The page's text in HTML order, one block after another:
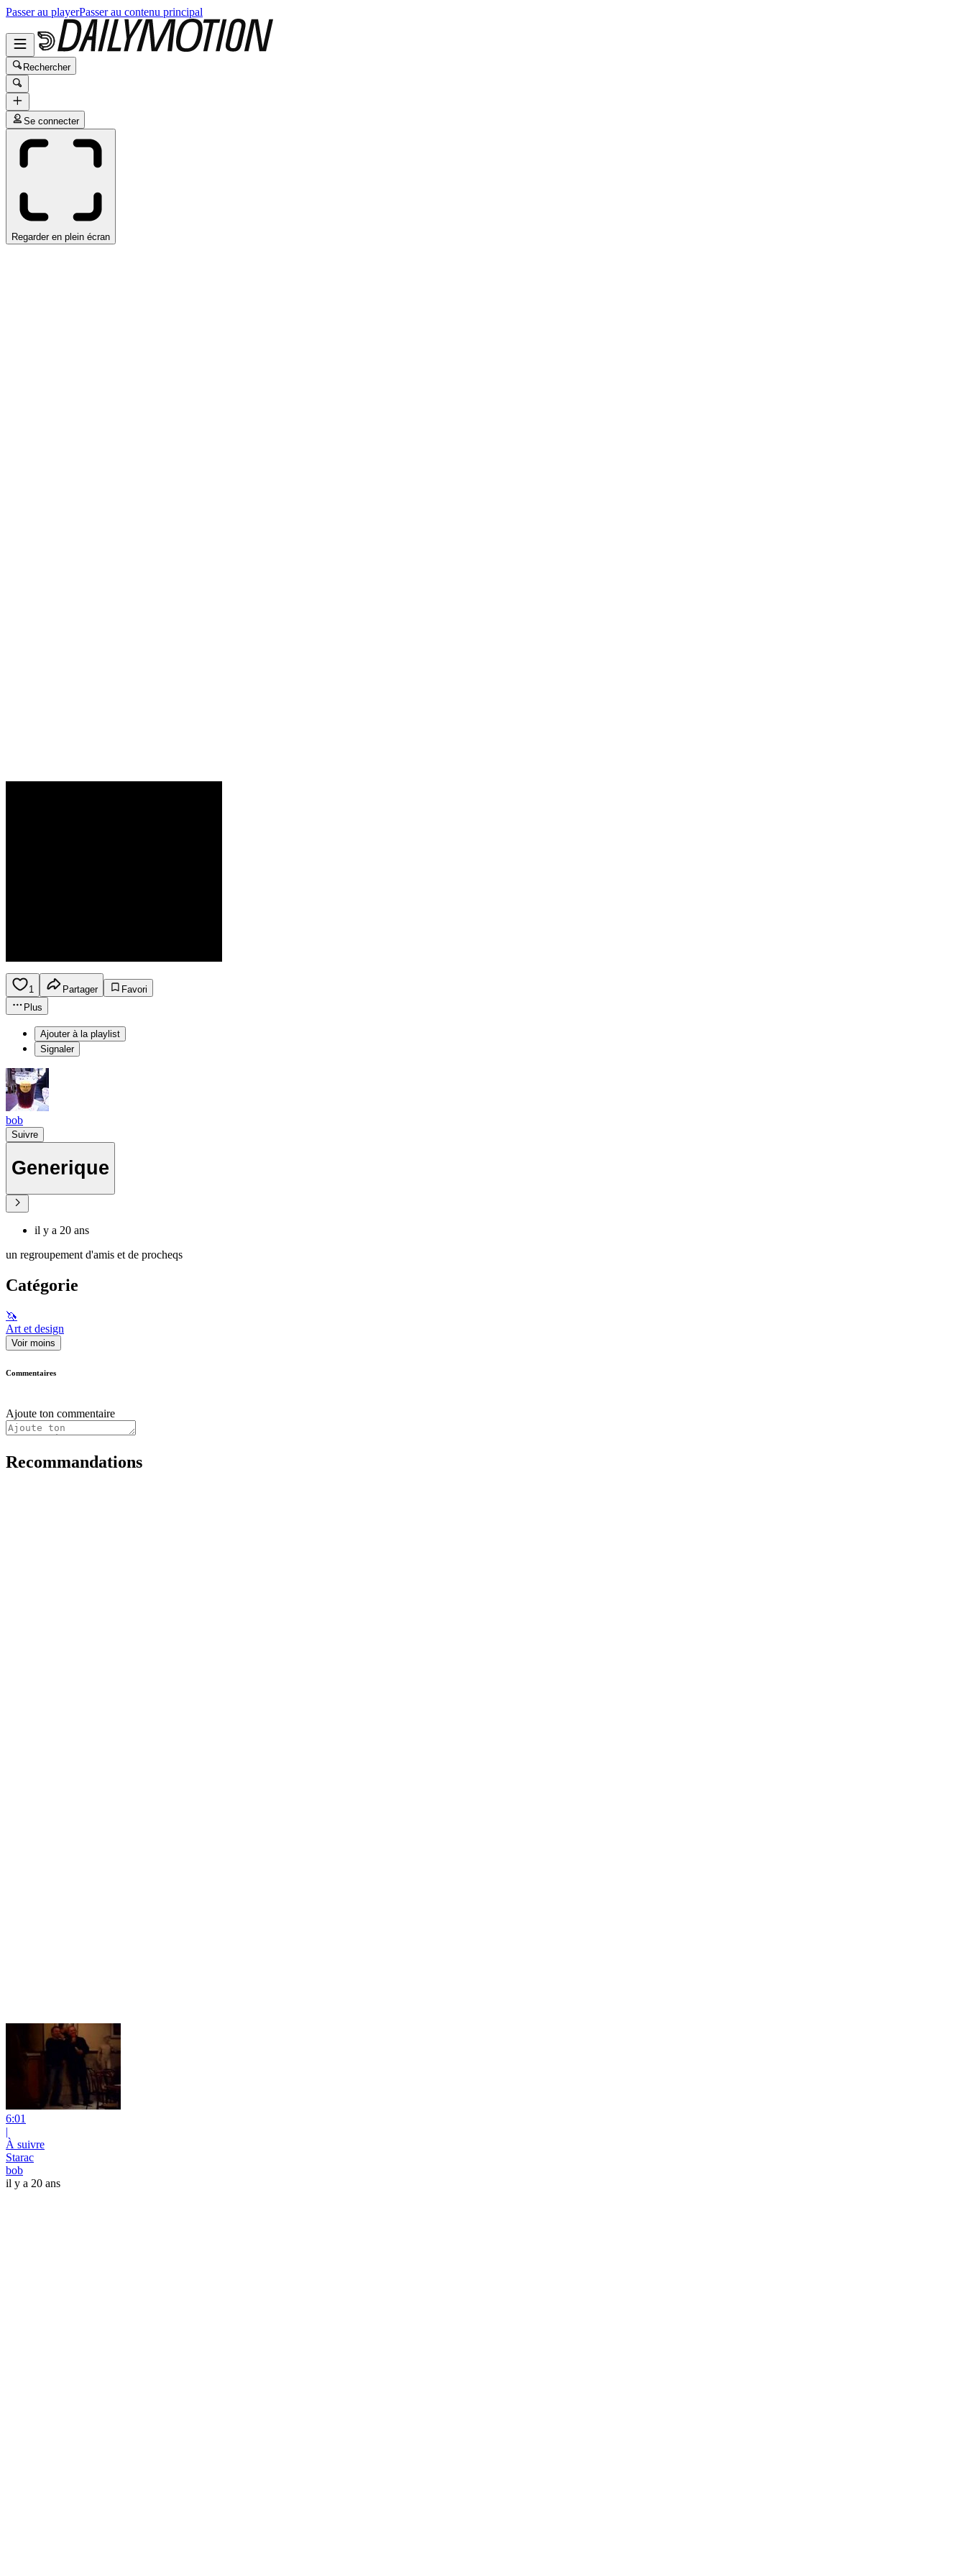
Passer au playerPasser au contenu principal
Rechercher
Se connecter
Regarder en plein écran
1 Partager
Favori
Plus
Ajouter à la playlist
Signaler
bob
Suivre
Generique
il y a 20 ans
un regroupement d'amis et de procheqs
Catégorie
🦄
Art et design
Voir moins
Commentaires
Ajoute ton commentaire
Recommandations
6:01
|
À suivre
Starac
bob
il y a 20 ans